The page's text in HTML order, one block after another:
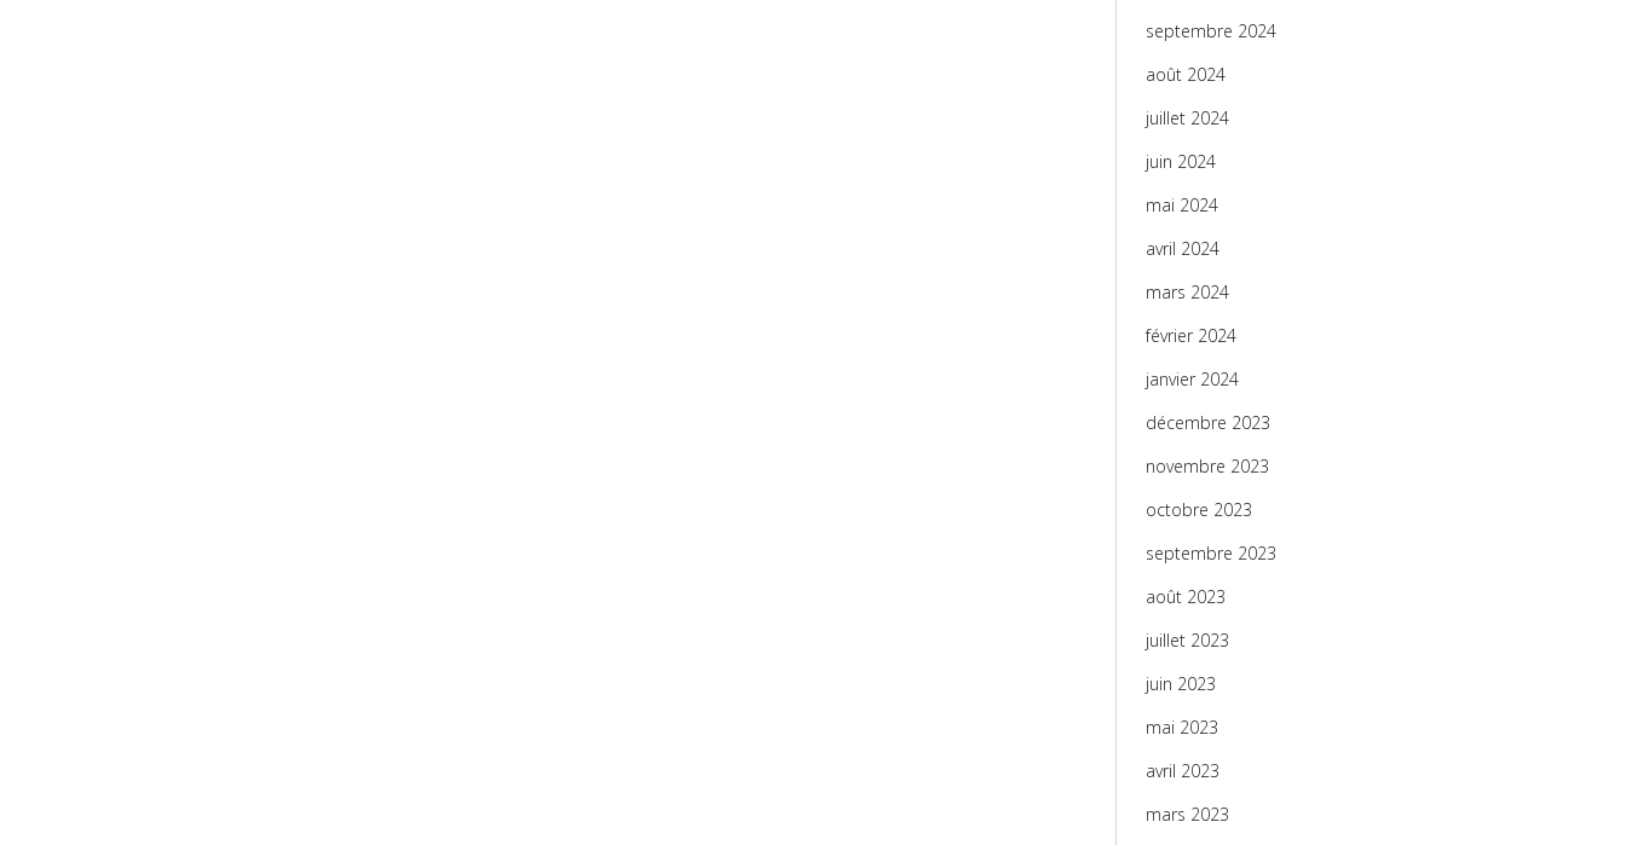
septembre 2024
août 2024
juillet 2024
juin 2024
mai 2024
avril 2024
mars 2024
février 2024
janvier 2024
décembre 2023
novembre 2023
octobre 2023
septembre 2023
août 2023
juillet 2023
juin 2023
mai 2023
avril 2023
mars 2023